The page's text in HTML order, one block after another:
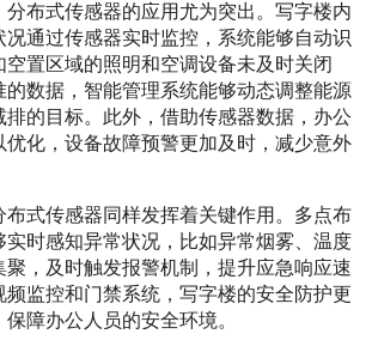
分布式传感器的应用尤为突出。写字楼内
况通过传感器实时监控，系统能够自动识
空置区域的照明和空调设备未及时关闭
的数据，智能管理系统能够动态调整能源
排的目标。此外，借助传感器数据，办公
优化，设备故障预警更加及时，减少意外
布式传感器同样发挥着关键作用。多点布
实时感知异常状况，比如异常烟雾、温度
聚，及时触发报警机制，提升应急响应速
频监控和门禁系统，写字楼的安全防护更
障办公人员的安全环境。